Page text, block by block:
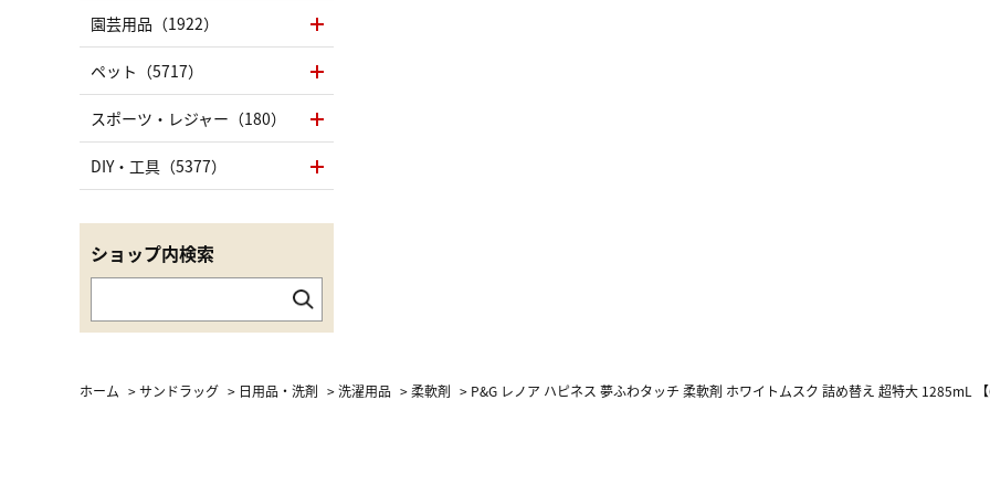
園芸用品（1922）
ペット（5717）
スポーツ・レジャー（180）
DIY・工具（5377）
ショップ内検索
ホーム >サンドラッグ > 日用品・洗剤 >洗濯用品 >柔軟剤 > P&G レノア ハピネス 夢ふわタッチ 柔軟剤 ホワイトムスク 詰め替え 超特大 1285mL 【